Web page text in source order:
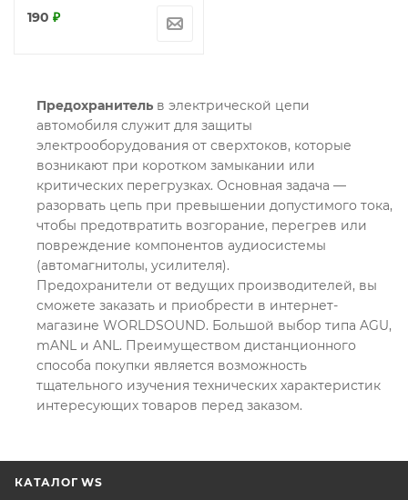
190 ₽
Предохранитель в электрической цепи
автомобиля служит для защиты
электрооборудования от сверхтоков, которые
возникают при коротком замыкании или
критических перегрузках. Основная задача —
разорвать цепь при превышении допустимого тока,
чтобы предотвратить возгорание, перегрев или
повреждение компонентов аудиосистемы
(автомагнитолы, усилителя).
Предохранители от ведущих производителей, вы
сможете заказать и приобрести в интернет-
магазине WORLDSOUND. Большой выбор типа AGU,
mANL и ANL. Преимуществом дистанционного
способа покупки является возможность
тщательного изучения технических характеристик
интересующих товаров перед заказом.
КАТАЛОГ WS